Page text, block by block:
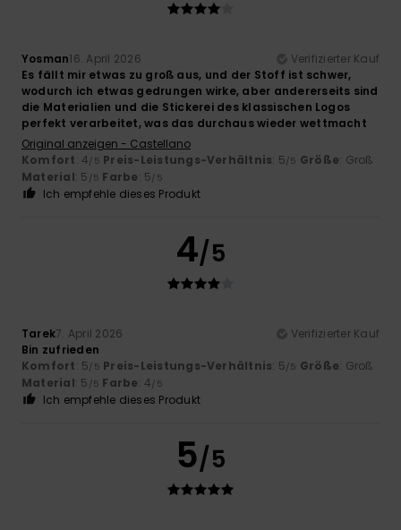
Yosman16. April 2026
Verifizierter Kauf
Es fällt mir etwas zu groß aus, und der Stoff ist schwer,
wodurch ich etwas gedrungen wirke, aber andererseits sind
die Materialien und die Stickerei des klassischen Logos
perfekt verarbeitet, was das durchaus wieder wettmacht
Original anzeigen - Castellano
Komfort: 4/5 Preis-Leistungs-Verhältnis: 5/5 Größe: Groß
Material: 5 /5 Farbe: 5/5
Ich empfehle dieses Produkt
4/5
Tarek7. April 2026
Verifizierter Kauf
Bin zufrieden
Komfort: 5/5 Preis-Leistungs-Verhältnis: 5/5 Größe: Groß
Material: 5 /5 Farbe: 4/5
Ich empfehle dieses Produkt
5/5